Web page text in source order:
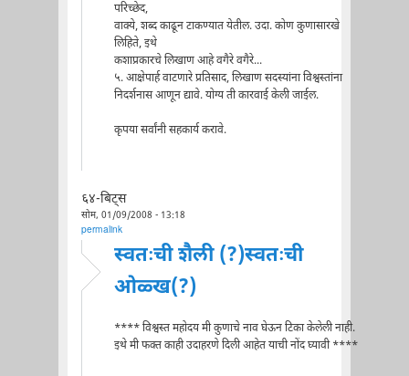
परिच्छेद,
वाक्ये, शब्द काढून टाकण्यात येतील. उदा. कोण कुणासारखे
लिहिते, इथे
कशाप्रकारचे लिखाण आहे वगैरे वगैरे...
५. आक्षेपार्ह वाटणारे प्रतिसाद, लिखाण सदस्यांना विश्वस्तांना
निदर्शनास आणून द्यावे. योग्य ती कारवाई केली जाईल.
कृपया सर्वांनी सहकार्य करावे.
६४-बिट्स
सोम, 01/09/2008 - 13:18
permalink
स्वतःची शैली (?)स्वतःची
ओळ्ख(?)
**** विश्वस्त महोदय मी कुणाचे नाव घेऊन टिका केलेली नाही.
इथे मी फक्त काही उदाहरणे दिली आहेत याची नोंद घ्यावी ****